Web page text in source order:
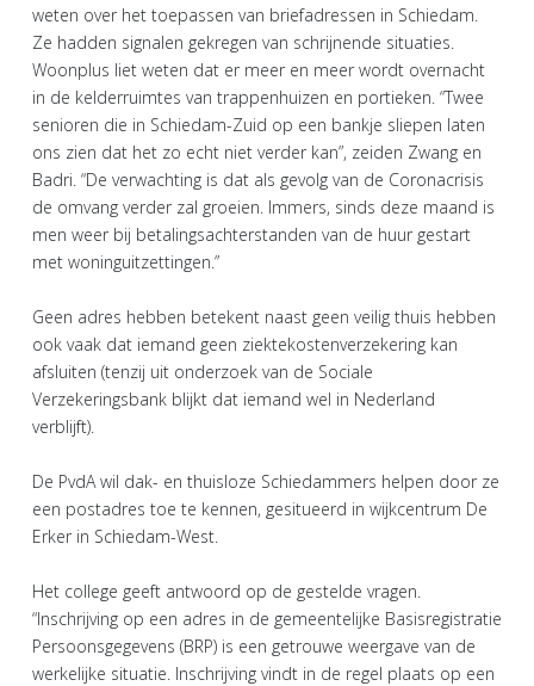
weten over het toepassen van briefadressen in Schiedam.
Ze hadden signalen gekregen van schrijnende situaties.
Woonplus liet weten dat er meer en meer wordt overnacht
in de kelderruimtes van trappenhuizen en portieken. “Twee
senioren die in Schiedam-Zuid op een bankje sliepen laten
ons zien dat het zo echt niet verder kan”, zeiden Zwang en
Badri. “De verwachting is dat als gevolg van de Coronacrisis
de omvang verder zal groeien. Immers, sinds deze maand is
men weer bij betalingsachterstanden van de huur gestart
met woninguitzettingen.”
Geen adres hebben betekent naast geen veilig thuis hebben
ook vaak dat iemand geen ziektekostenverzekering kan
afsluiten (tenzij uit onderzoek van de Sociale
Verzekeringsbank blijkt dat iemand wel in Nederland
verblijft).
De PvdA wil dak- en thuisloze Schiedammers helpen door ze
een postadres toe te kennen, gesitueerd in wijkcentrum De
Erker in Schiedam-West.
Het college geeft antwoord op de gestelde vragen.
“Inschrijving op een adres in de gemeentelijke Basisregistratie
Persoonsgegevens (BRP) is een getrouwe weergave van de
werkelijke situatie. Inschrijving vindt in de regel plaats op een